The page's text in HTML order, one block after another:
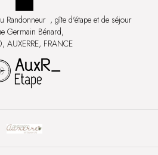
Randonneur , gîte d'étape et de séjour
Germain Bénard,
FRANCE